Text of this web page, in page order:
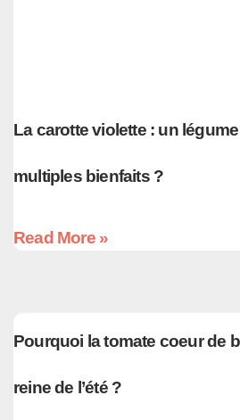
La carotte violette : un
multiples bienfaits ?
Read More »
Pourquoi la tomate coeur de
reine de l’été ?